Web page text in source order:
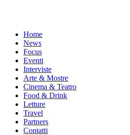
Home
News
Focus
Eventi
Interviste
Arte & Mostre
Cinema & Teatro
Food & Drink
Letture
Travel
Partners
Contatti